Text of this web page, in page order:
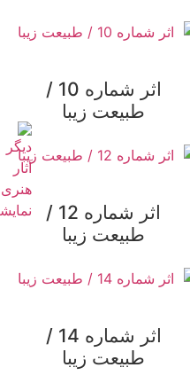
اثر شماره 10 /
طبیعت زیبا
اثر شماره 12 /
طبیعت زیبا
اثر شماره 14 /
طبیعت زیبا